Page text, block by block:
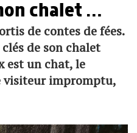
chalet …
de contes de fées.
de son chalet
est un chat, le
visiteur impromptu,